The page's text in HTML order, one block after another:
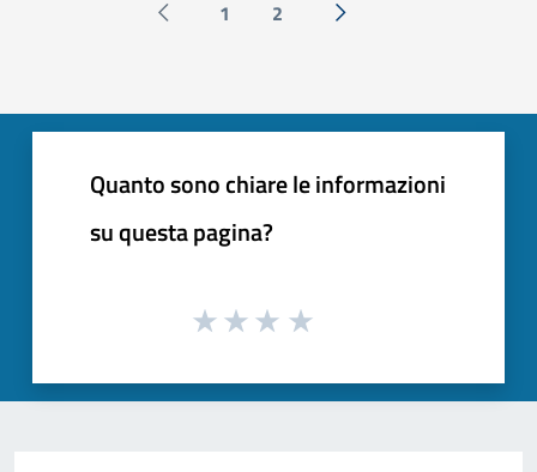
Pagina precedente
1 2 Successiva »
Quanto sono chiare le informazioni
su questa pagina?